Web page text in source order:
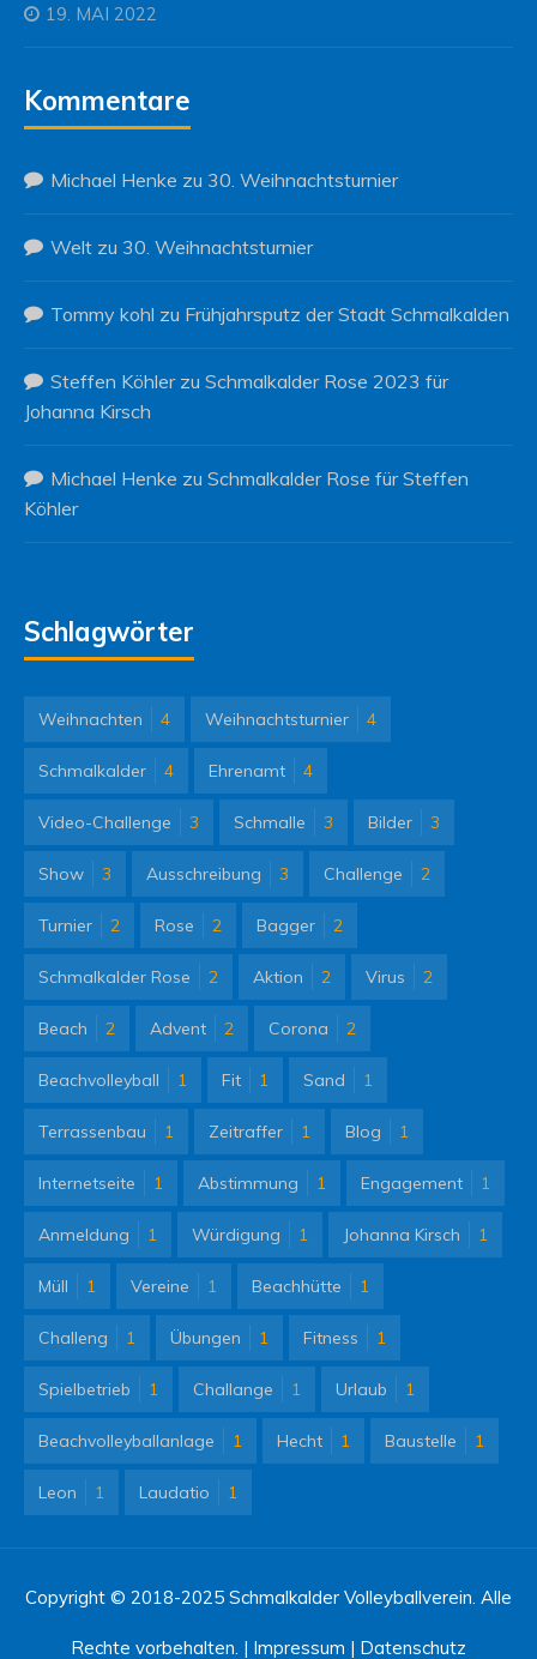
19. MAI 2022
Kommentare
Michael Henke zu 30. Weihnachtsturnier
Welt zu 30. Weihnachtsturnier
Tommy kohl zu Frühjahrsputz der Stadt Schmalkalden
Steffen Köhlerzu Schmalkalder Rose 2023 für
Johanna Kirsch
Michael Henke zu Schmalkalder Rose für Steffen
Köhler
Schlagwörter
Weihnachten 4 Weihnachtsturnier 4
Schmalkalder 4 Ehrenamt 4
Video-Challenge 3 Schmalle 3 Bilder 3
Show 3 Ausschreibung 3 Challenge 2
Turnier 2 Rose 2 Bagger 2
Schmalkalder Rose 2 Aktion 2 Virus 2
Beach 2 Advent 2 Corona 2
Beachvolleyball 1 Fit 1 Sand 1
Terrassenbau 1 Zeitraffer 1 Blog 1
Internetseite 1 Abstimmung 1 Engagement 1
Anmeldung 1 Würdigung 1 Johanna Kirsch 1
Müll 1 Vereine 1 Beachhütte 1
Challeng 1 Übungen 1 Fitness 1
Spielbetrieb 1 Challange 1 Urlaub 1
Beachvolleyballanlage 1 Hecht 1 Baustelle 1
Leon 1 Laudatio 1
Copyright © 2018-2025 Schmalkalder Volleyballverein. Alle
Rechte vorbehalten. | Impressum | Datenschutz